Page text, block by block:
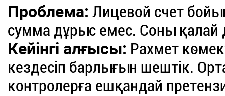
Проблема: Лицевой счет
сумма дұрыс емес. Соны қалай
Кейінгі алғысы: Рахмет
кездесіп барлығын шештік.
контролерға ешқандай